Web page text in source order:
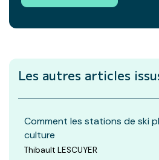
Les autres articles
Comment les stations de ski
culture
Thibault LESCUYER